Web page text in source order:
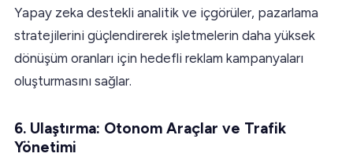
Yapay zeka destekli analitik ve içgörüler, pazarlama
stratejilerini güçlendirerek işletmelerin daha yüksek
dönüşüm oranları için hedefli reklam kampanyaları
oluşturmasını sağlar.
6. Ulaştırma: Otonom Araçlar ve Trafik
Yönetimi